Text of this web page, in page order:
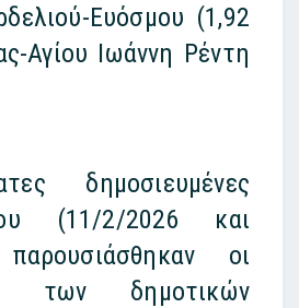
Ευόσμου (1,92
Αγίου Ιωάννη Ρέντη
δημοσιευμένες
(11/2/2026 και
οι
των δημοτικών